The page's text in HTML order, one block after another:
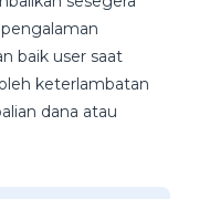
baik user saat
keterlambatan
dana atau